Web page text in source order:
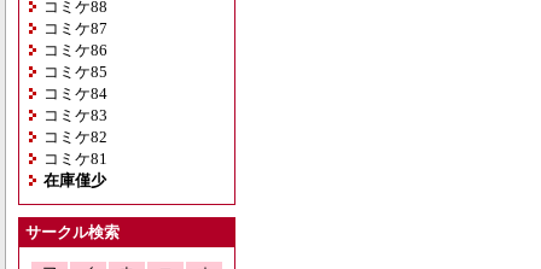
コミケ88
コミケ87
コミケ86
コミケ85
コミケ84
コミケ83
コミケ82
コミケ81
在庫僅少
サークル検索